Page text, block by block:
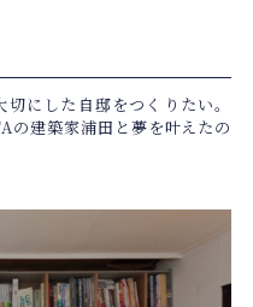
にした自邸をつくりたい。
の建築家浦田と夢を叶えたの